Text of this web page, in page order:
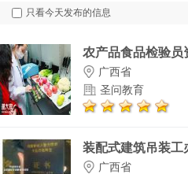
只看今天发布的信息
农产品食品检验
广西省
圣问教育
装配式建筑吊装工
广西省